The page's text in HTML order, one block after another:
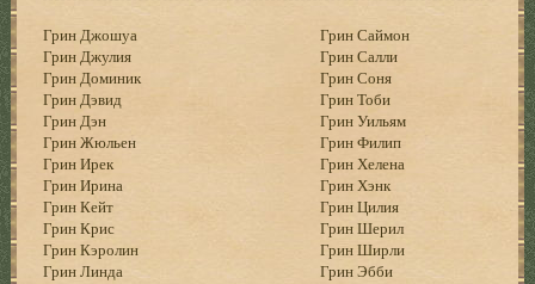
Грин Джошуа
Грин Джулия
Грин Доминик
Грин Дэвид
Грин Дэн
Грин Жюльен
Грин Ирек
Грин Ирина
Грин Кейт
Грин Крис
Грин Кэролин
Грин Линда
Грин Саймон
Грин Салли
Грин Соня
Грин Тоби
Грин Уильям
Грин Филип
Грин Хелена
Грин Хэнк
Грин Цилия
Грин Шерил
Грин Ширли
Грин Эбби